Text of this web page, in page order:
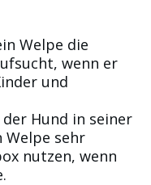
Welpe die
wenn er
und
der Hund in seiner
Welpe sehr
nutzen, wenn